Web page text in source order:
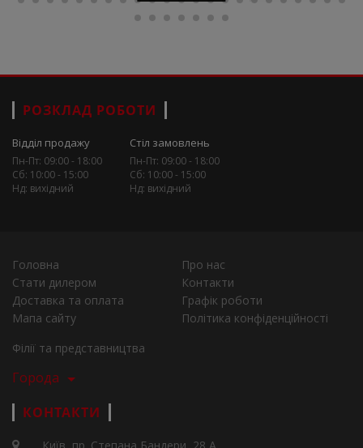
РОЗКЛАД РОБОТИ
Відділ продажу
Пн-Пт: 09:00 - 18:00
Сб: 10:00 - 15:00
Нд: вихідний
Стіл замовлень
Пн-Пт: 09:00 - 18:00
Сб: 10:00 - 15:00
Нд: вихідний
Головна
Про нас
Стати дилером
Контакти
Доставка та оплата
Графік роботи
Мапа сайту
Політика конфіденційності
Філії та представництва
Города
КОНТАКТИ